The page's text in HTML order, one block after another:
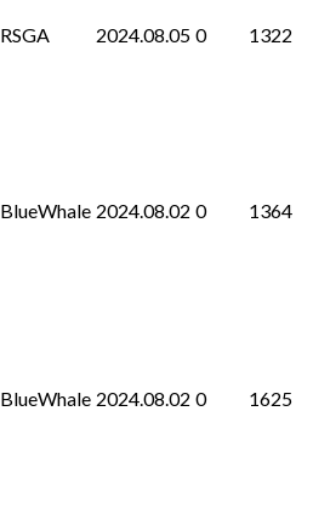
RSGA 2024.08.05 0 1322
BlueWhale 2024.08.02 0 1364
BlueWhale 2024.08.02 0 1625